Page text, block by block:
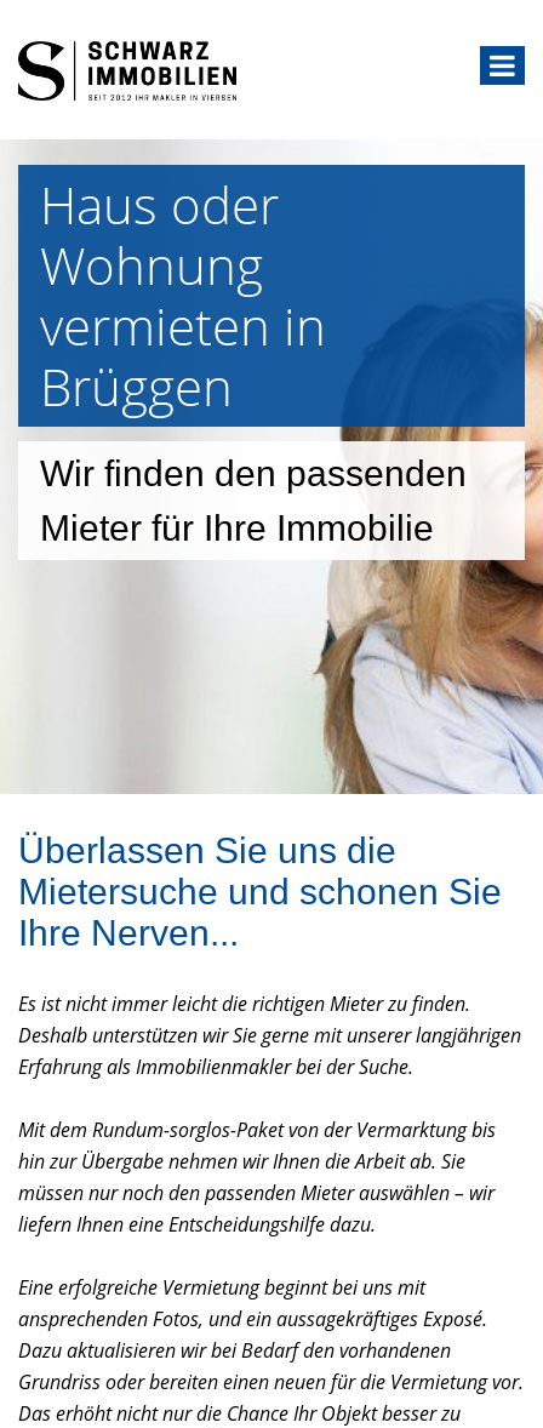
Haus oder
Wohnung
vermieten in
Brüggen
Wir finden den passenden
Mieter für Ihre Immobilie
Überlassen Sie uns die
Mietersuche und schonen Sie
Ihre Nerven...
Es ist nicht immer leicht die richtigen Mieter zu finden.
Deshalb unterstützen wir Sie gerne mit unserer langjährigen
Erfahrung als Immobilienmakler bei der Suche.
Mit dem Rundum-sorglos-Paket von der Vermarktung bis
hin zur Übergabe nehmen wir Ihnen die Arbeit ab. Sie
müssen nur noch den passenden Mieter auswählen – wir
liefern Ihnen eine Entscheidungshilfe dazu.
Eine erfolgreiche Vermietung beginnt bei uns mit
ansprechenden Fotos, und ein aussagekräftiges Exposé.
Dazu aktualisieren wir bei Bedarf den vorhandenen
Grundriss oder bereiten einen neuen für die Vermietung vor.
Das erhöht nicht nur die Chance Ihr Objekt besser zu